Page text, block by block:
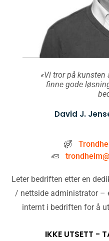
«Vi tror på kunsten
finne gode
David J.
Leter bedriften etter en
/ nettside administrator –
internt i bedriften for å
IKKE UTSETT -